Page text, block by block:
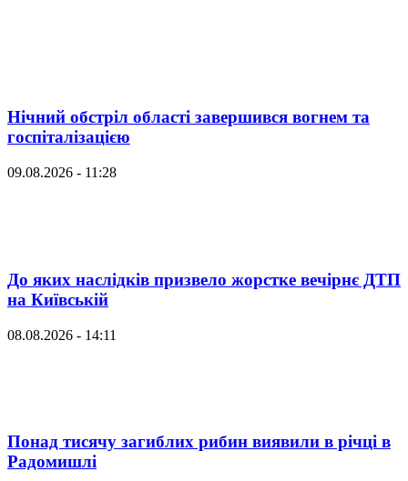
Нічний обстріл області завершився вогнем та
госпіталізацією
09.08.2026 - 11:28
До яких наслідків призвело жорстке вечірнє ДТП
на Київській
08.08.2026 - 14:11
Понад тисячу загиблих рибин виявили в річці в
Радомишлі